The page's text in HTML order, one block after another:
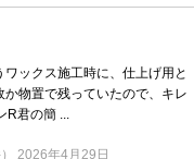
ックス施工時に、仕上げ用と
物置で残っていたので、キレ
R君の簡 ...
2026年4月29日